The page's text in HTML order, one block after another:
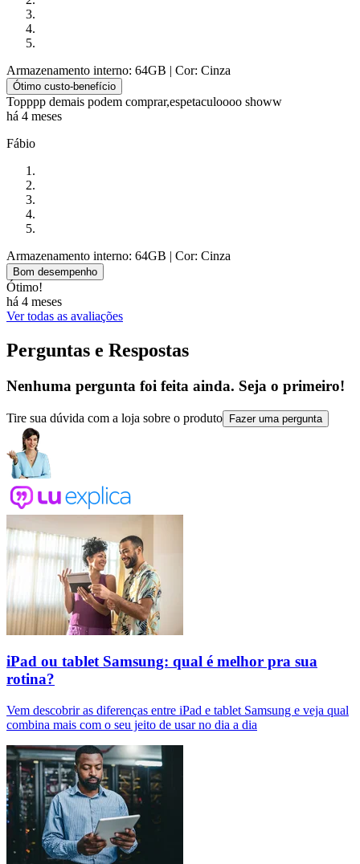
Armazenamento interno: 64GB | Cor: Cinza
Ótimo custo-benefício
Topppp demais podem comprar,espetaculoooo showw
há 4 meses
Fábio
Armazenamento interno: 64GB | Cor: Cinza
Bom desempenho
Ótimo!
há 4 meses
Ver todas as avaliações
Perguntas e Respostas
Nenhuma pergunta foi feita ainda. Seja o primeiro!
Tire sua dúvida com a loja sobre o produto Fazer uma pergunta
iPad ou tablet Samsung: qual é melhor pra sua
rotina?
Vem descobrir as diferenças entre iPad e tablet Samsung e veja qual
combina mais com o seu jeito de usar no dia a dia